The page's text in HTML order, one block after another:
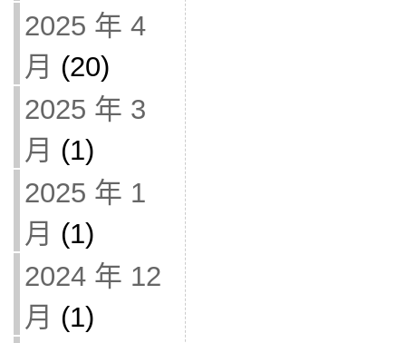
2025 年 4
月 (20)
2025 年 3
月 (1)
2025 年 1
月 (1)
2024 年 12
月 (1)